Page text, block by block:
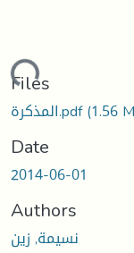
Files
المذكرة.pdf(1.56
Date
2014-06-01
Authors
نسيمة, زين